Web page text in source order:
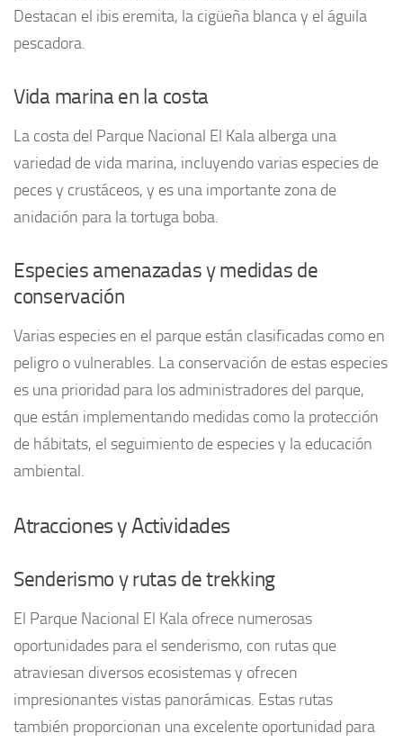
Destacan el ibis eremita, la cigüeña blanca y el águila
pescadora.
Vida marina en la costa
La costa del Parque Nacional El Kala alberga una
variedad de vida marina, incluyendo varias especies de
peces y crustáceos, y es una importante zona de
anidación para la tortuga boba.
Especies amenazadas y medidas de
conservación
Varias especies en el parque están clasificadas como en
peligro o vulnerables. La conservación de estas especies
es una prioridad para los administradores del parque,
que están implementando medidas como la protección
de hábitats, el seguimiento de especies y la educación
ambiental.
Atracciones y Actividades
Senderismo y rutas de trekking
El Parque Nacional El Kala ofrece numerosas
oportunidades para el senderismo, con rutas que
atraviesan diversos ecosistemas y ofrecen
impresionantes vistas panorámicas. Estas rutas
también proporcionan una excelente oportunidad para